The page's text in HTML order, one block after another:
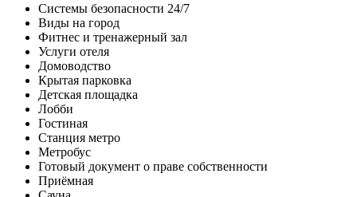
Системы безопасности 24/7
Виды на город
Фитнес и тренажерный зал
Услуги отеля
Домоводство
Крытая парковка
Детская площадка
Лобби
Гостиная
Станция метро
Метробус
Готовый документ о праве собственности
Приёмная